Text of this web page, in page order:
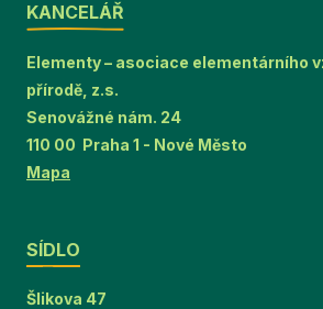
KANCELÁŘ
Elementy – asociace elementárního
přírodě, z.s.
Senovážné nám. 24
110 00 Praha 1 - Nové Město
Mapa
SÍDLO
Šlikova 47